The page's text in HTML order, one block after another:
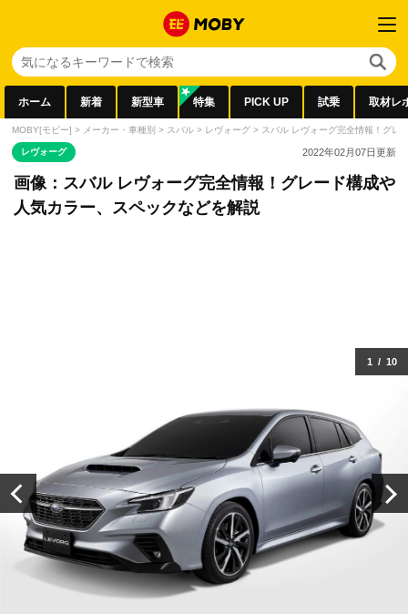
ホーム 新着 新型車 特集 PICK UP 試乗 取材レ
MOBY[モビー] > メーカー・車種別 > スバル > レヴォーグ > スバル レヴォーグ完全情報！グレ
レヴォーグ 2022年02月07日更新
画像：スバル レヴォーグ完全情報！グレード構成や
人気カラー、スペックなどを解説
1 / 10